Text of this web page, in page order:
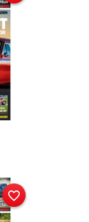
favorite_border